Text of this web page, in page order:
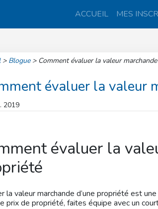
ACCUEIL MES
> Blogue > Comment évaluer la valeur
évaluer la valeur
2019
évaluer la
la valeur marchande d’une propriété est
prix de propriété, faites équipe avec un